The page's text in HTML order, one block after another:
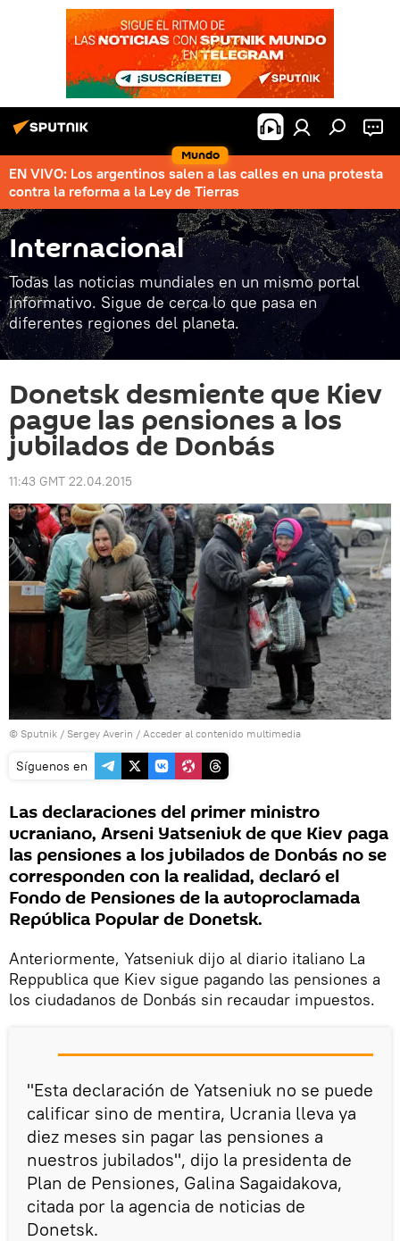
Mundo
EN VIVO: Los argentinos salen a las calles en una protesta
contra la reforma a la Ley de Tierras
Internacional
Todas las noticias mundiales en un mismo portal
informativo. Sigue de cerca lo que pasa en
diferentes regiones del planeta.
Donetsk desmiente que Kiev
pague las pensiones a los
jubilados de Donbás
11:43 GMT 22.04.2015
© Sputnik / Sergey Averin / Acceder al contenido multimedia
Síguenos en
Las declaraciones del primer ministro
ucraniano, Arseni Yatseniuk de que Kiev paga
las pensiones a los jubilados de Donbás no se
corresponden con la realidad, declaró el
Fondo de Pensiones de la autoproclamada
República Popular de Donetsk.
Anteriormente, Yatseniuk dijo al diario italiano La
Reppublica que Kiev sigue pagando las pensiones a
los ciudadanos de Donbás sin recaudar impuestos.
"Esta declaración de Yatseniuk no se puede
calificar sino de mentira, Ucrania lleva ya
diez meses sin pagar las pensiones a
nuestros jubilados", dijo la presidenta de
Plan de Pensiones, Galina Sagaidakova,
citada por la agencia de noticias de
Donetsk.